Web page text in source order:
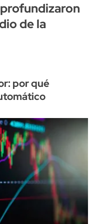
de la
por qué